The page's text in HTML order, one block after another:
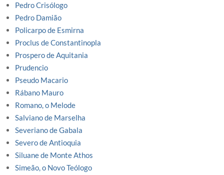
Pedro Crisólogo
Pedro Damião
Policarpo de Esmirna
Proclus de Constantinopla
Prospero de Aquitania
Prudencio
Pseudo Macario
Rábano Mauro
Romano, o Melode
Salviano de Marselha
Severiano de Gabala
Severo de Antioquia
Siluane de Monte Athos
Simeão, o Novo Teólogo